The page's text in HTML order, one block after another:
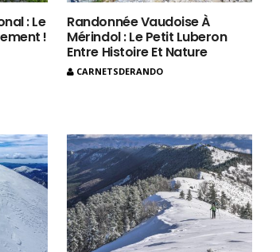
: Le
!
Randonnée Vaudoise À
Mérindol : Le Petit Luberon
Entre Histoire Et Nature
CARNETSDERANDO